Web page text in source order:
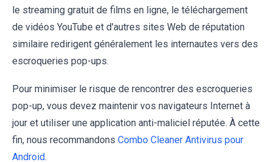
le streaming gratuit de films en ligne, le téléchargement
de vidéos YouTube et d'autres sites Web de réputation
similaire redirigent généralement les internautes vers des
escroqueries pop-ups.
Pour minimiser le risque de rencontrer des escroqueries
pop-up, vous devez maintenir vos navigateurs Internet à
jour et utiliser une application anti-maliciel réputée. À cette
fin, nous recommandons Combo Cleaner Antivirus pour
Android.